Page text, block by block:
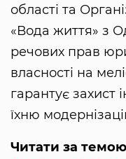
області та
«Вода життя» з
речових прав
власності на
гарантує захист
їхню
Читати за